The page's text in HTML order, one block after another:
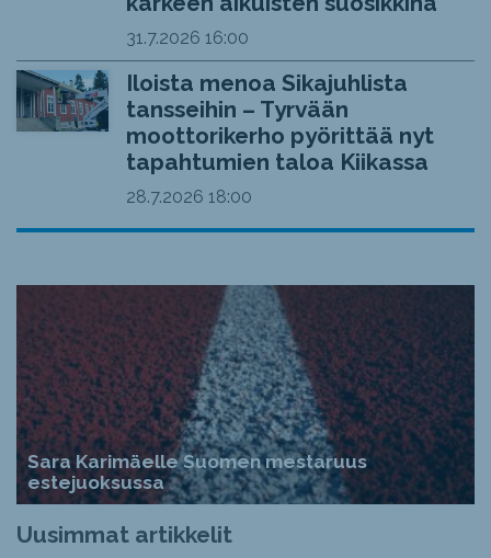
31.7.2026 16:00
Iloista menoa Sikajuhlista
tansseihin – Tyrvään
moottorikerho pyörittää nyt
tapahtumien taloa Kiikassa
28.7.2026 18:00
Sara Karimäelle Suomen mestaruus
estejuoksussa
Uusimmat artikkelit